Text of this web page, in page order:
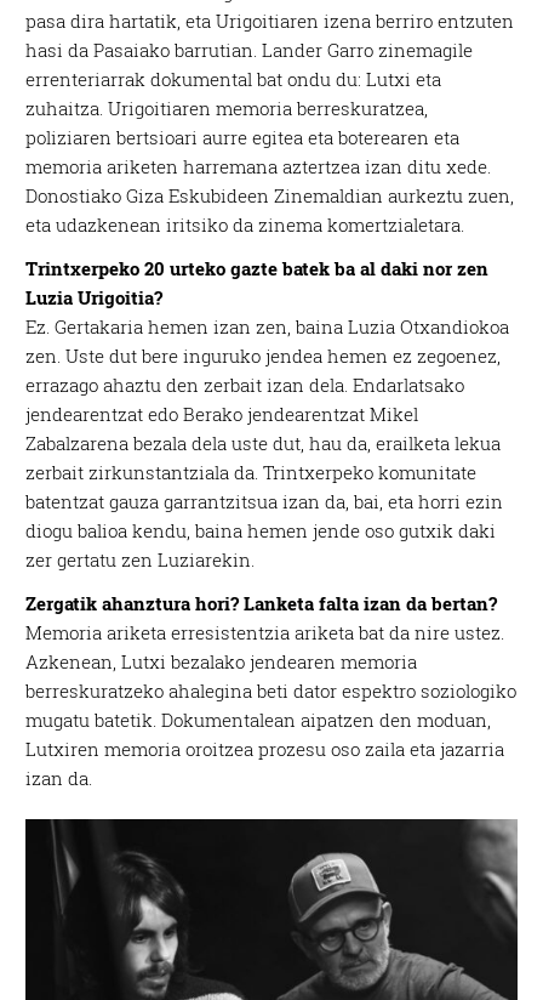
pasa dira hartatik, eta Urigoitiaren izena berriro entzuten
hasi da Pasaiako barrutian. Lander Garro zinemagile
errenteriarrak dokumental bat ondu du:Lutxi eta
zuhaitza. Urigoitiaren memoria berreskuratzea,
poliziaren bertsioari aurre egitea eta boterearen eta
memoria ariketen harremana aztertzea izan ditu xede.
Donostiako Giza Eskubideen Zinemaldian aurkeztu zuen,
eta udazkenean iritsiko da zinema komertzialetara.
Trintxerpeko 20 urteko gazte batek ba al daki nor zen
Luzia Urigoitia?
Ez. Gertakaria hemen izan zen, baina Luzia Otxandiokoa
zen. Uste dut bere inguruko jendea hemen ez zegoenez,
errazago ahaztu den zerbait izan dela. Endarlatsako
jendearentzat edo Berako jendearentzat Mikel
Zabalzarena bezala dela uste dut, hau da, erailketa lekua
zerbait zirkunstantziala da. Trintxerpeko komunitate
batentzat gauza garrantzitsua izan da, bai, eta horri ezin
diogu balioa kendu, baina hemen jende oso gutxik daki
zer gertatu zen Luziarekin.
Zergatik ahanztura hori? Lanketa falta izan da bertan?
Memoria ariketa erresistentzia ariketa bat da nire ustez.
Azkenean, Lutxi bezalako jendearen memoria
berreskuratzeko ahalegina beti dator espektro soziologiko
mugatu batetik. Dokumentalean aipatzen den moduan,
Lutxiren memoria oroitzea prozesu oso zaila eta jazarria
izan da.